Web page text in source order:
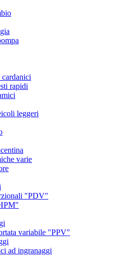
rapidi
leggeri
varie
"PDV"
variabile "PPV"
ad ingranaggi